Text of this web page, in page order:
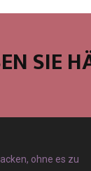
SIE
ohne es zu